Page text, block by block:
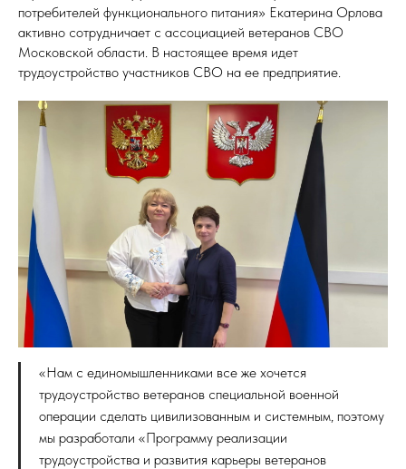
потребителей функционального питания» Екатерина Орлова
активно сотрудничает с ассоциацией ветеранов СВО
Московской области. В настоящее время идет
трудоустройство участников СВО на ее предприятие.
«Нам с единомышленниками все же хочется
трудоустройство ветеранов специальной военной
операции сделать цивилизованным и системным, поэтому
мы разработали «Программу реализации
трудоустройства и развития карьеры ветеранов